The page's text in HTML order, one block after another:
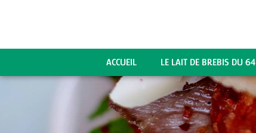
ACCUEIL LE LAIT DE BREBIS DU 64